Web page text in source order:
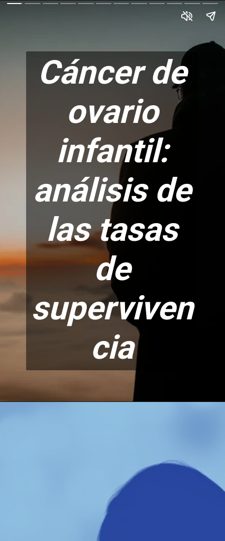
Cáncer de
ovario
infantil:
análisis de
las tasas
de
superviven
cia